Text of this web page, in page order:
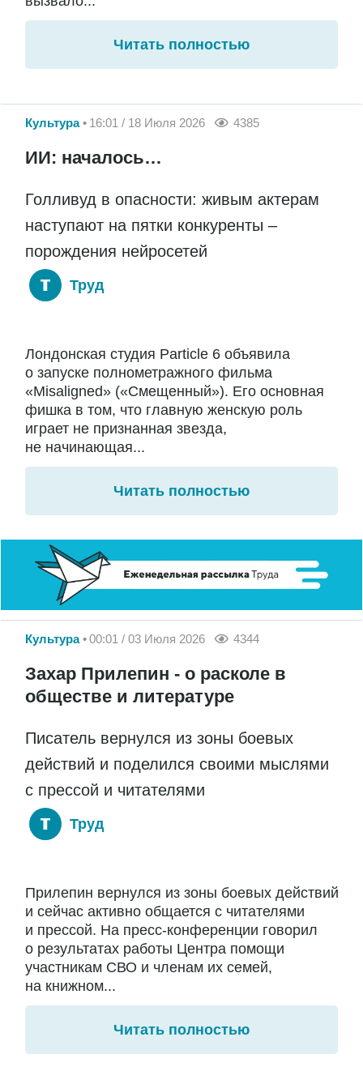
Читать полностью
Культура 16:01 / 18 Июля 2026 4385
ИИ: началось…
Голливуд в опасности: живым актерам
наступают на пятки конкуренты –
порождения нейросетей
Труд
Лондонская студия Particle 6 объявила
о запуске полнометражного фильма
«Misaligned» («Смещенный»). Его основная
фишка в том, что главную женскую роль
играет не признанная звезда,
не начинающая...
Читать полностью
Культура 00:01 / 03 Июля 2026 4344
Захар Прилепин - о расколе в
обществе и литературе
Писатель вернулся из зоны боевых
действий и поделился своими мыслями
с прессой и читателями
Труд
Прилепин вернулся из зоны боевых действий
и сейчас активно общается с читателями
и прессой. На пресс-конференции говорил
о результатах работы Центра помощи
участникам СВО и членам их семей,
на книжном...
Читать полностью